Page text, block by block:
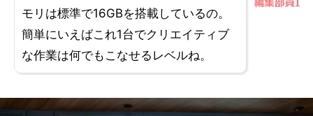
モリは標準で16GBを搭載しているの。
簡単にいえばこれ1台でクリエイティブ
な作業は何でもこなせるレベルね。